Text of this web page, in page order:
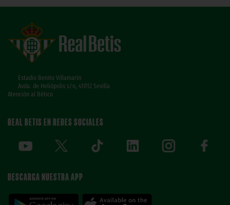
Estadio Benito Villamarín
Avda. de Heliópolis s/n, 41012 Sevilla
Atención al Bético
REAL BETIS EN REDES SOCIALES
DESCARGA NUESTRA APP